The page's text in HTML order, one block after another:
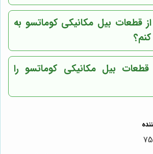
قطعات بیل مکانیکی کوماتسو به
بیل مکانیکی کوماتسو را